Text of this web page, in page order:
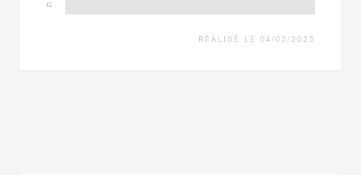
G
RÉALISÉ LE 04/03/2025